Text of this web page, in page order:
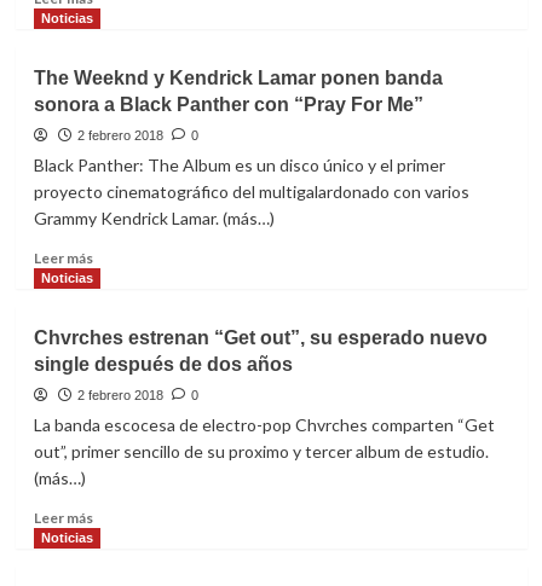
Carlos
más
Gallagher
encabeza
el
cartel
Sonorama
Ribera
Noticias
The Weeknd y Kendrick Lamar ponen banda
sonora a Black Panther con “Pray For Me”
2 febrero 2018 0
Black Panther: The Album es un disco único y el primer
proyecto cinematográfico del multigalardonado con varios
Grammy Kendrick Lamar. (más…)
Leer másLeer
más
Weeknd
y
Kendrick
banda
Black
Panther
Noticias
Chvrches estrenan “Get out”, su esperado nuevo
single después de dos años
2 febrero 2018 0
La banda escocesa de electro-pop Chvrches comparten “Get
out”, primer sencillo de su proximo y tercer album de estudio.
(más…)
Leer másLeer
más
Noticias